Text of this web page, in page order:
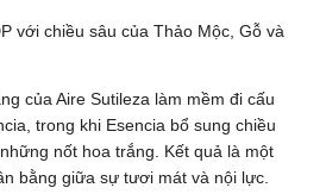
với chiều sâu của Thảo Mộc, Gỗ và
của Aire Sutileza làm mềm đi cấu
trong khi Esencia bổ sung chiều
nốt hoa trắng. Kết quả là một
bằng giữa sự tươi mát và nội lực.